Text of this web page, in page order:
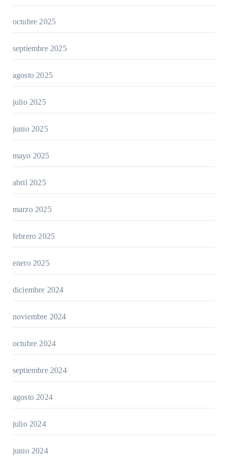
octubre 2025
septiembre 2025
agosto 2025
julio 2025
junio 2025
mayo 2025
abril 2025
marzo 2025
febrero 2025
enero 2025
diciembre 2024
noviembre 2024
octubre 2024
septiembre 2024
agosto 2024
julio 2024
junio 2024